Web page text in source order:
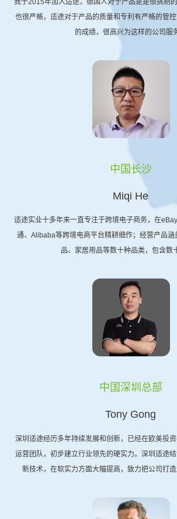
我于2015年加入适途，德国人对于产品是是很挑剔
也很严格，适途对于产品的质量和专利有严格的管
的成绩，很高兴为这样的公司服
中国长沙
Miqi He
适途实业十多年来一直专注于跨境电子商务，在
通、Alibaba等跨境电商平台精耕细作；经营产品涵
品、家居用品等数十种品类，包含数
中国深圳总部
Tony Gong
深圳适途经历多年持续发展和创新，已经在欧美投
运营团队，初步建立行业领先的硬实力。深圳适途
新技术，在软实力方面大幅提高，致力把公司打造